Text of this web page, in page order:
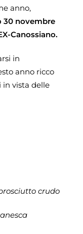
anno,
30 novembre
Canossiano.
in
anno ricco
in vista delle
crudo